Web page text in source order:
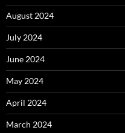
August 2024
July 2024
June 2024
May 2024
April 2024
March 2024